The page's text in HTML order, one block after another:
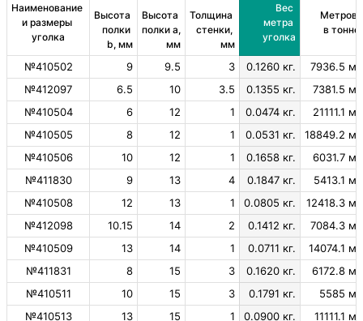
Наименование
и размеры
уголка
Высота
полки
b, мм
Высота
полки a,
мм
Толщина
стенки,
мм
Вес
метра
уголка
Метров
в тонне
№410502 9 9.5 3 0.1260 кг.
7936.5 м.
№412097
6.5 10 3.5 0.1355 кг.
7381.5 м.
№410504
6 12 1 0.0474 кг.
21111.1 м.
№410505
8 12 1 0.0531 кг.
18849.2 м.
№410506
10 12 1 0.1658 кг.
6031.7 м.
№411830
9 13 4 0.1847 кг.
5413.1 м.
№410508
12 13 1 0.0805 кг.
12418.3 м.
№412098
10.15 14 2 0.1412 кг.
7084.3 м.
№410509
13 14 1 0.0711 кг.
14074.1 м.
№411831
8 15 3 0.1620 кг.
6172.8 м.
№410511
10 15 3 0.1791 кг.
5585 м.
№410513
13 15 1 0.0900 кг.
11111.1 м.